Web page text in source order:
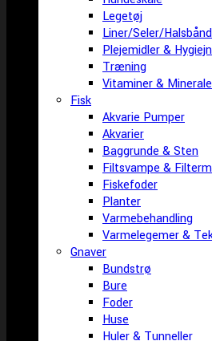
Legetøj
Liner/Seler/Halsbånd
Plejemidler &
Træning
Vitaminer &
Fisk
Akvarie Pumper
Akvarier
Baggrunde & Sten
Filtsvampe &
Fiskefoder
Planter
Varmebehandling
Varmelegemer &
Gnaver
Bundstrø
Bure
Foder
Huse
Huler & Tunneller